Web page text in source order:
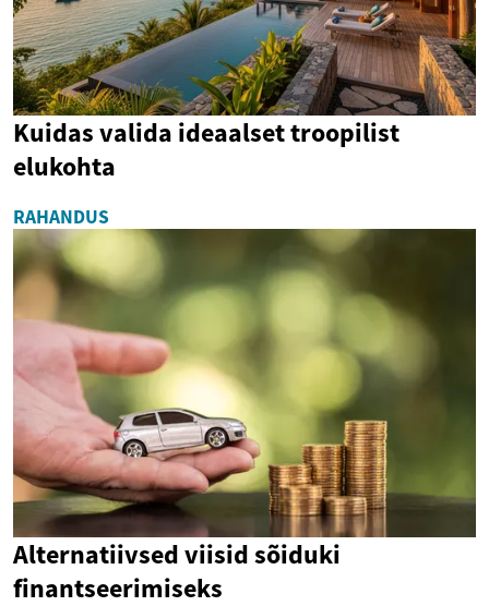
Kuidas valida ideaalset troopilist
elukohta
RAHANDUS
Alternatiivsed viisid sõiduki
finantseerimiseks